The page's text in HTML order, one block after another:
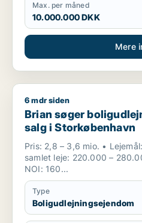
Max. per måned
10.000.000 DKK
Mere
Brian søger
6 mdr siden
Brian søger
salg i Storkøbenhavn
Pris: 2,8 – 3,6 mio. • Lejemål: 2–3 boliger • Årlig
samlet leje: 220.000 – 280.000 kr. • Drift:
NOI: 160...
Type
Boligudlejningsejendom